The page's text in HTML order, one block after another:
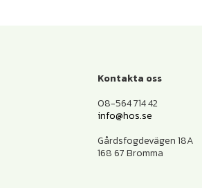
Kontakta oss
08-564 714 42
info@hos.se
Gårdsfogdevägen 18A
168 67 Bromma